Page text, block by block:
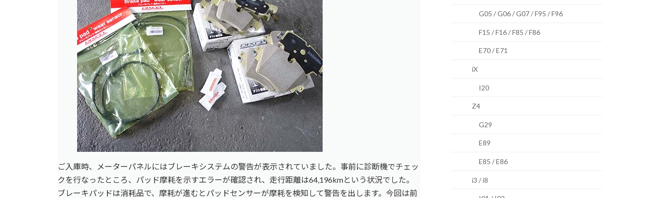
ご入庫時、メーターパネルにはブレーキシステムの警告が表示されていました。事前に診断機でチェッ
クを行なったところ、パッド摩耗を示すエラーが確認され、走行距離は64,196kmという状況でした。
ブレーキパッドは消耗品で、摩耗が進むとパッドセンサーが摩耗を検知して警告を出します。今回は前
G05 / G06 / G07 / F95 / F96
F15 / F16 / F85 / F86
E70 / E71
iX
I20
Z4
G29
E89
E85 / E86
i3 / i8